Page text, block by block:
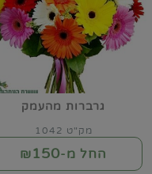
גרברות מהעמק
מק"ט 1042
החל מ-₪150